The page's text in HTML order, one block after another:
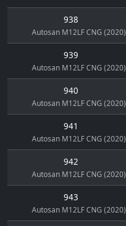
938
Autosan M12LF CNG (2020)
939
Autosan M12LF CNG (2020)
940
Autosan M12LF CNG (2020)
941
Autosan M12LF CNG (2020)
942
Autosan M12LF CNG (2020)
943
Autosan M12LF CNG (2020)